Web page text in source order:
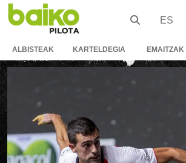
ES
ALBISTEAK KARTELDEGIA EMAITZAK